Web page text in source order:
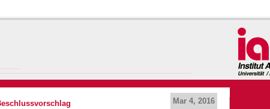
Mar 4, 2016